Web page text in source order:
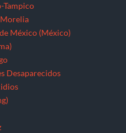
Tampico
México (México)
Desaparecidos